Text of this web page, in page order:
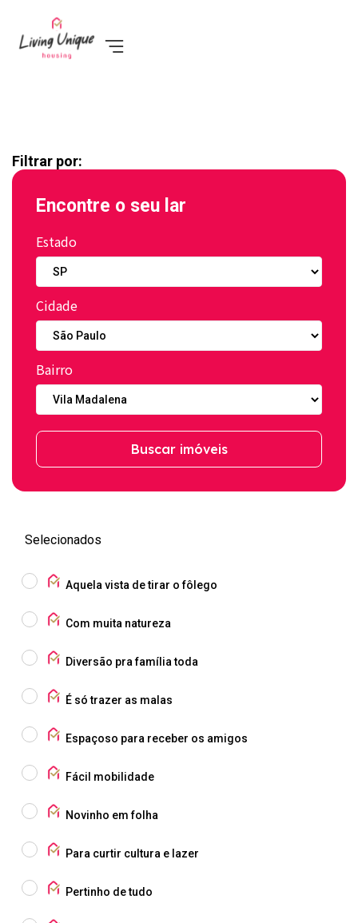
Filtrar por:
Encontre o seu lar
Estado
Cidade
Bairro
Buscar imóveis
Selecionados
Aquela vista de tirar o fôlego
Com muita natureza
Diversão pra família toda
É só trazer as malas
Espaçoso para receber os amigos
Fácil mobilidade
Novinho em folha
Para curtir cultura e lazer
Pertinho de tudo